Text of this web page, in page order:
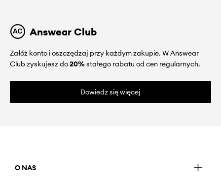
Answear Club
Załóż konto i oszczędzaj przy każdym zakupie. W Answear
Club zyskujesz do20%stałego rabatu od cen regularnych.
Dowiedz się więcej
O NAS